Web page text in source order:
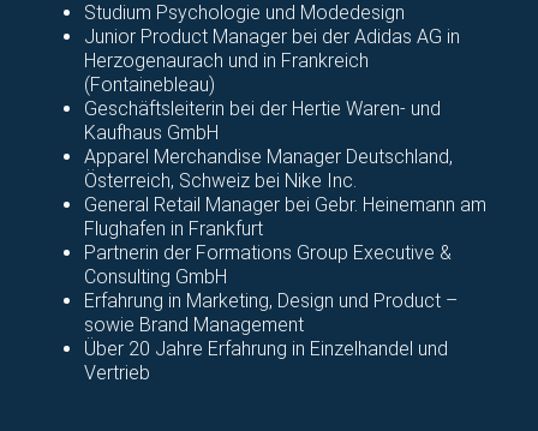
Studium Psychologie und Modedesign
Junior Product Manager bei der Adidas AG in
Herzogenaurach und in Frankreich
(Fontainebleau)
Geschäftsleiterin bei der Hertie Waren- und
Kaufhaus GmbH
Apparel Merchandise Manager Deutschland,
Österreich, Schweiz bei Nike Inc.
General Retail Manager bei Gebr. Heinemann am
Flughafen in Frankfurt
Partnerin der Formations Group Executive &
Consulting GmbH
Erfahrung in Marketing, Design und Product –
sowie Brand Management
Über 20 Jahre Erfahrung in Einzelhandel und
Vertrieb